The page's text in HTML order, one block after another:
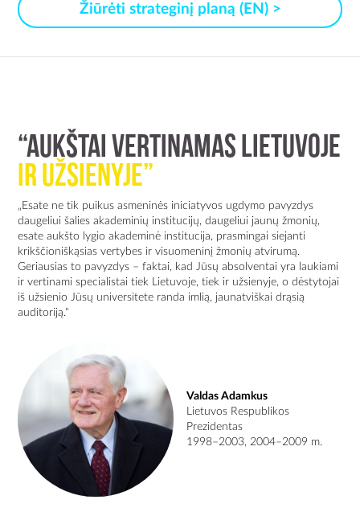
Žiūrėti strateginį planą (EN) >
“Aukštai vertinamas Lietuvoje
ir užsienyje”
„Esate ne tik puikus asmeninės iniciatyvos ugdymo pavyzdys
daugeliui šalies akademinių institucijų, daugeliui jaunų žmonių,
esate aukšto lygio akademinė institucija, prasmingai siejanti
krikščioniškąsias vertybes ir visuomeninį žmonių atvirumą.
Geriausias to pavyzdys – faktai, kad Jūsų absolventai yra laukiami
ir vertinami specialistai tiek Lietuvoje, tiek ir užsienyje, o dėstytojai
iš užsienio Jūsų universitete randa imlią, jaunatviškai drąsią
auditoriją.“
Valdas Adamkus
Lietuvos Respublikos
Prezidentas
1998–2003, 2004–2009 m.